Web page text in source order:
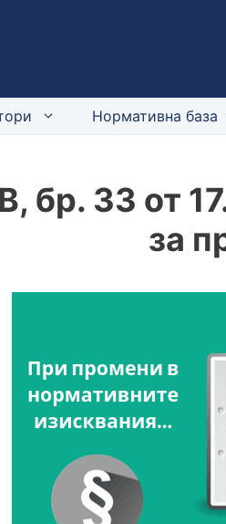
Нормативна база
бр. 33 от
за